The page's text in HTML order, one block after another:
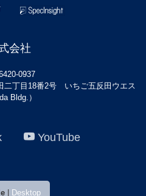
会社
0937
二丁目18番2号 いちご五反田ウエス
Bldg.）
YouTube
| Desktop